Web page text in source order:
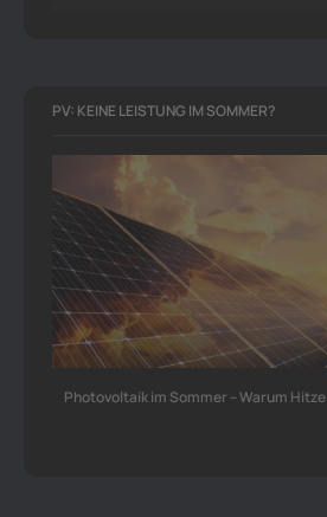
PV: KEINE LEISTUNG IM SOMMER?
Photovoltaik im Sommer – Warum